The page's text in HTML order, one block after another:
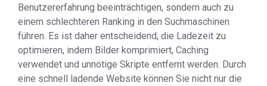
Benutzererfahrung beeinträchtigen, sondern auch zu
einem schlechteren Ranking in den Suchmaschinen
führen. Es ist daher entscheidend, die Ladezeit zu
optimieren, indem Bilder komprimiert, Caching
verwendet und unnötige Skripte entfernt werden. Durch
eine schnell ladende Website können Sie nicht nur die